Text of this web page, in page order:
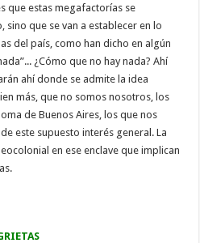
que estas megafactorías se
sino que se van a establecer en lo
del país, como han dicho en algún
¿Cómo que no hay nada? Ahí
ahí donde se admite la idea
más, que no somos nosotros, los
de Buenos Aires, los que nos
este supuesto interés general. La
en ese enclave que implican